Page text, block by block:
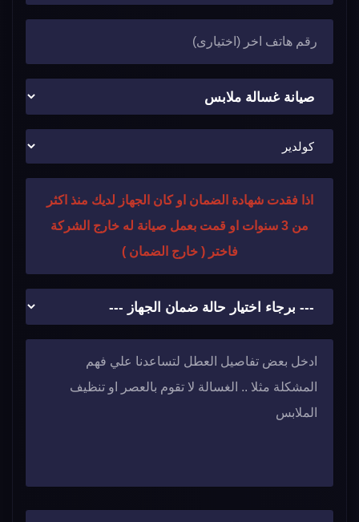
اذا فقدت شهادة الضمان او كان الجهاز لديك منذ اكثر
من 3 سنوات او قمت بعمل صيانة له خارج الشركة
فاختر ( خارج الضمان )